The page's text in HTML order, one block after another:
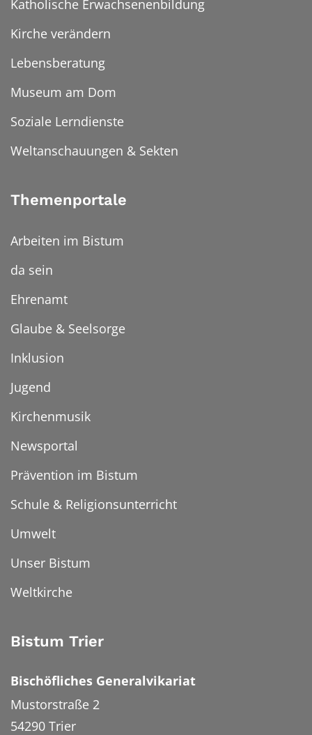
Katholische Erwachsenenbildung
Kirche verändern
Lebensberatung
Museum am Dom
Soziale Lerndienste
Weltanschauungen & Sekten
Themenportale
Arbeiten im Bistum
da sein
Ehrenamt
Glaube & Seelsorge
Inklusion
Jugend
Kirchenmusik
Newsportal
Prävention im Bistum
Schule & Religionsunterricht
Umwelt
Unser Bistum
Weltkirche
Bistum Trier
Bischöfliches Generalvikariat
Mustorstraße 2
54290 Trier